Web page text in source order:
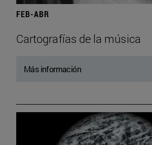
FEB-ABR
Cartografías de la música
Más información